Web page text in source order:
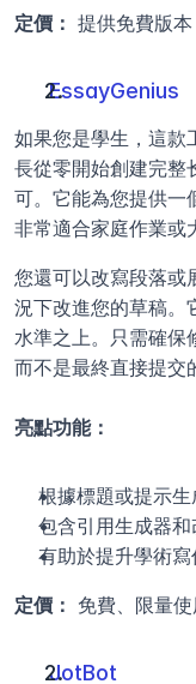
定價： 提供免費版
EssayGenius
如果您是學生，這款
長從零開始創建完整
可。它能為您提供一
非常適合家庭作業或
您還可以改寫段落或
況下改進您的草稿。
水準之上。只需確保
而不是最終直接提交
亮點功能：
根據標題或提示
包含引用生成器和
有助於提升學術寫
定價： 免費、限量
JotBot